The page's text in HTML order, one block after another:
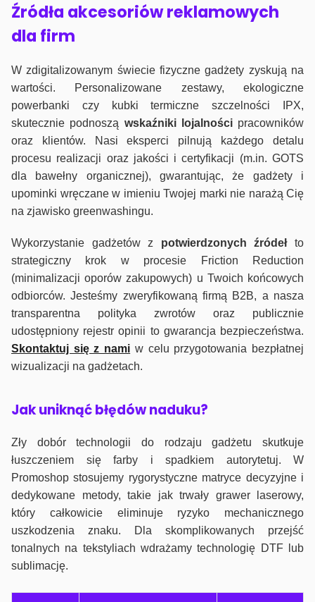
Źródła akcesoriów reklamowych
dla firm
W zdigitalizowanym świecie fizyczne gadżety zyskują na
wartości. Personalizowane zestawy, ekologiczne
powerbanki czy kubki termiczne szczelności IPX,
skutecznie podnoszą wskaźniki lojalnościpracowników
oraz klientów. Nasi eksperci pilnują każdego detalu
procesu realizacji oraz jakości i certyfikacji (m.in. GOTS
dla bawełny organicznej), gwarantując, że gadżety i
upominki wręczane w imieniu Twojej marki nie narażą Cię
na zjawisko greenwashingu.
Wykorzystanie gadżetów z potwierdzonych źródełto
strategiczny krok w procesie Friction Reduction
(minimalizacji oporów zakupowych) u Twoich końcowych
odbiorców. Jesteśmy zweryfikowaną firmą B2B, a nasza
transparentna polityka zwrotów oraz publicznie
udostępniony rejestr opinii to gwarancja bezpieczeństwa.
Skontaktuj się z nami w celu przygotowania bezpłatnej
wizualizacji na gadżetach.
Jak uniknąć błędów naduku?
Zły dobór technologii do rodzaju gadżetu skutkuje
łuszczeniem się farby i spadkiem autorytetuj. W
Promoshop stosujemy rygorystyczne matryce decyzyjne i
dedykowane metody, takie jak trwały grawer laserowy,
który całkowicie eliminuje ryzyko mechanicznego
uszkodzenia znaku. Dla skomplikowanych przejść
tonalnych na tekstyliach wdrażamy technologię DTF lub
sublimację.